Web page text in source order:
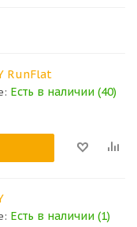
RunFlat
Есть в наличии (40)
Есть в наличии (1)